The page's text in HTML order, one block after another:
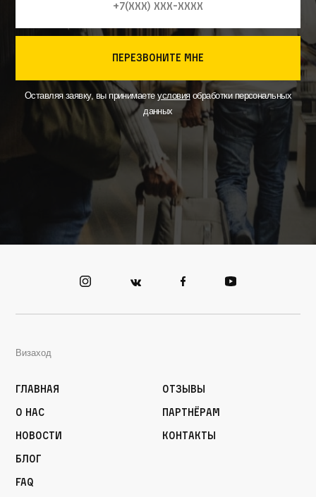
перезвоните мне
Оставляя заявку, вы принимаетеусловияобработки персональных
данных
Визаход
Главная
О нас
Новости
Блог
FAQ
Отзывы
Партнёрам
Контакты